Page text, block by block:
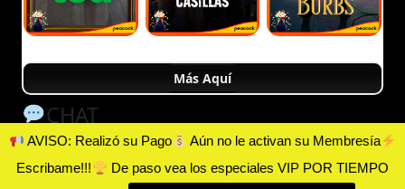
AVISO: Realizó su Pago
Aún no le activan su Membresía
Escribame!!!
De paso vea los especiales VIP POR TIEMPO
Más Aquí
CHAT
HDLATINO © 2025